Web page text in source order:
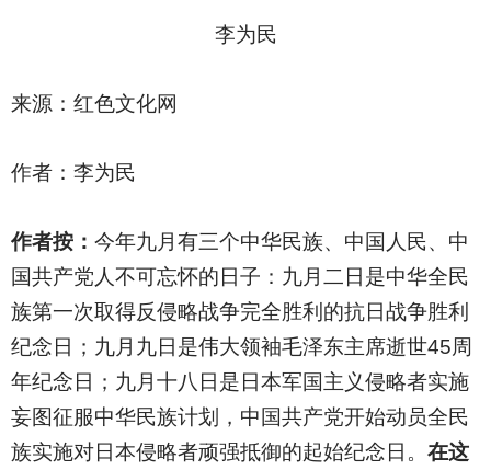
李为民
来源：红色文化网
作者：李为民
作者按： 今年九月有三个中华民族、中国人民、中
国共产党人不可忘怀的日子：九月二日是中华全民
族第一次取得反侵略战争完全胜利的抗日战争胜利
纪念日；九月九日是伟大领袖毛泽东主席逝世45周
年纪念日；九月十八日是日本军国主义侵略者实施
妄图征服中华民族计划，中国共产党开始动员全民
族实施对日本侵略者顽强抵御的起始纪念日。 在这